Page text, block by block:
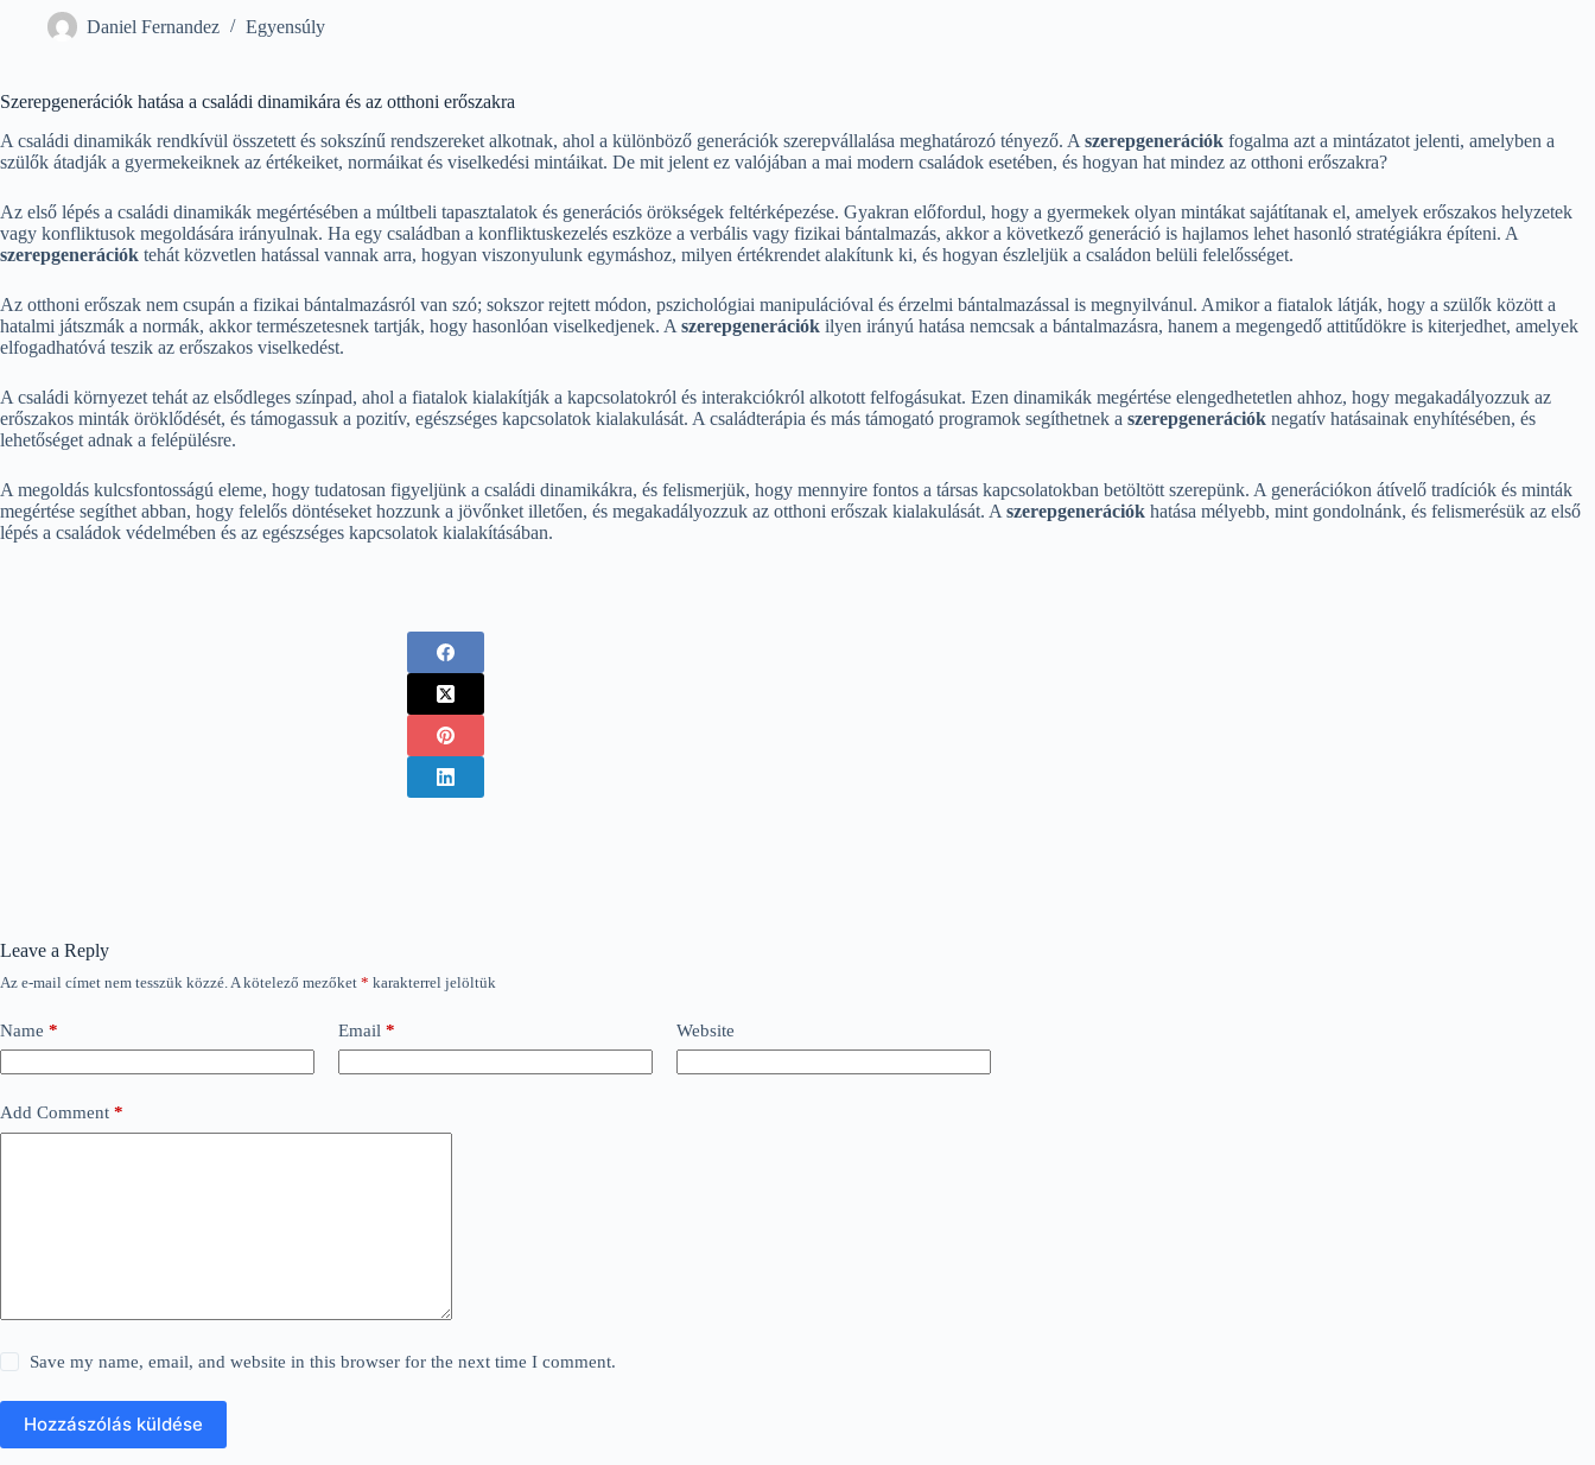
Daniel Fernandez Egyensúly
Szerepgenerációk hatása a családi dinamikára és az otthoni erőszakra
A családi dinamikák rendkívül összetett és sokszínű rendszereket alkotnak, ahol a különböző generációk szerepvállalása meghatározó tényező. A szerepgenerációk fogalma azt a mintázatot jelenti, amelyben a
szülők átadják a gyermekeiknek az értékeiket, normáikat és viselkedési mintáikat. De mit jelent ez valójában a mai modern családok esetében, és hogyan hat mindez az otthoni erőszakra?
Az első lépés a családi dinamikák megértésében a múltbeli tapasztalatok és generációs örökségek feltérképezése. Gyakran előfordul, hogy a gyermekek olyan mintákat sajátítanak el, amelyek erőszakos helyzetek
vagy konfliktusok megoldására irányulnak. Ha egy családban a konfliktuskezelés eszköze a verbális vagy fizikai bántalmazás, akkor a következő generáció is hajlamos lehet hasonló stratégiákra építeni. A
szerepgenerációk tehát közvetlen hatással vannak arra, hogyan viszonyulunk egymáshoz, milyen értékrendet alakítunk ki, és hogyan észleljük a családon belüli felelősséget.
Az otthoni erőszak nem csupán a fizikai bántalmazásról van szó; sokszor rejtett módon, pszichológiai manipulációval és érzelmi bántalmazással is megnyilvánul. Amikor a fiatalok látják, hogy a szülők között a
hatalmi játszmák a normák, akkor természetesnek tartják, hogy hasonlóan viselkedjenek. A szerepgenerációk ilyen irányú hatása nemcsak a bántalmazásra, hanem a megengedő attitűdökre is kiterjedhet, amelyek
elfogadhatóvá teszik az erőszakos viselkedést.
A családi környezet tehát az elsődleges színpad, ahol a fiatalok kialakítják a kapcsolatokról és interakciókról alkotott felfogásukat. Ezen dinamikák megértése elengedhetetlen ahhoz, hogy megakadályozzuk az
erőszakos minták öröklődését, és támogassuk a pozitív, egészséges kapcsolatok kialakulását. A családterápia és más támogató programok segíthetnek a szerepgenerációk negatív hatásainak enyhítésében, és
lehetőséget adnak a felépülésre.
A megoldás kulcsfontosságú eleme, hogy tudatosan figyeljünk a családi dinamikákra, és felismerjük, hogy mennyire fontos a társas kapcsolatokban betöltött szerepünk. A generációkon átívelő tradíciók és minták
megértése segíthet abban, hogy felelős döntéseket hozzunk a jövőnket illetően, és megakadályozzuk az otthoni erőszak kialakulását. A szerepgenerációk hatása mélyebb, mint gondolnánk, és felismerésük az első
lépés a családok védelmében és az egészséges kapcsolatok kialakításában.
Leave a Reply
Az e-mail címet nem tesszük közzé. A kötelező mezőket * karakterrel jelöltük
Name * Email * Website
Add Comment *
Save my name, email, and website in this browser for the next time I comment.
Hozzászólás küldése